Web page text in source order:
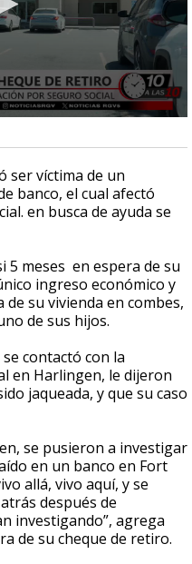
ser víctima de un
banco, el cual afectó
en busca de ayuda se
5 meses en espera de su
ingreso económico y
su vivienda en combes,
de sus hijos.
contactó con la
en Harlingen, le dijeron
jaqueada, y que su caso
se pusieron a investigar
en un banco en Fort
allá, vivo aquí, y se
después de
investigando”, agrega
de su cheque de retiro.